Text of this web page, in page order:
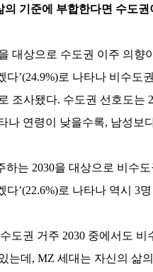
기준에 부합한다면 수도
대상으로 수도권 이주 의향
다’(24.9%)로 나타나 비수
조사됐다. 수도권 선호도는
나 연령이 낮을수록, 남성
는 2030을 대상으로 비수
다’(22.6%)로 나타나 역시
도권 거주 2030 중에서도
는데, MZ 세대는 자신의 삶